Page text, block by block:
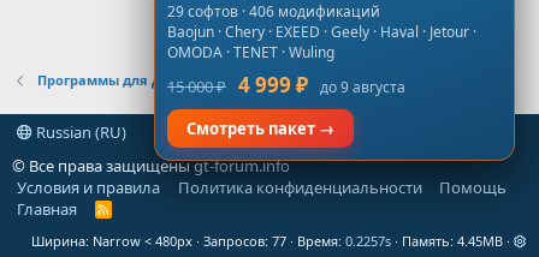
Программы для Диагностики
Russian (RU)
© Все права защищеныgt-forum.info
Условия и правила
Политика конфиденциальности
Помощь
Главная
R
S
Ширина Запросов 77 Время 0.2257s Память 4.45MB
29 софтов · 406 модификаций
Baojun · Chery · EXEED · Geely · Haval · Jetour ·
OMODA · TENET · Wuling
15 000 ₽ 4 999 ₽ до 9 августа
Смотреть пакет →